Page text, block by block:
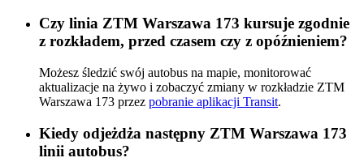
Czy linia ZTM Warszawa 173 kursuje zgodnie
z rozkładem, przed czasem czy z opóźnieniem?
Możesz śledzić swój autobus na mapie, monitorować
aktualizacje na żywo i zobaczyć zmiany w rozkładzie ZTM
Warszawa 173 przez pobranie aplikacji Transit.
Kiedy odjeżdża następny ZTM Warszawa 173
linii autobus?